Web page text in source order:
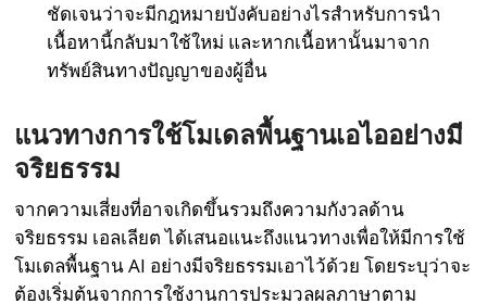
ชัดเจนว่าจะมีกฎหมายบังคับอย่างไรสำหรับการนำ
เนื้อหานี้กลับมาใช้ใหม่ และหากเนื้อหานั้นมาจาก
ทรัพย์สินทางปัญญาของผู้อื่น
แนวทางการใช้โมเดลพื้นฐานเอไออย่างมี
จริยธรรม
จากความเสี่ยงที่อาจเกิดขึ้นรวมถึงความกังวลด้าน
จริยธรรม เอลเลียต ได้เสนอแนะถึงแนวทางเพื่อให้มีการใช้
โมเดลพื้นฐาน AI อย่างมีจริยธรรมเอาไว้ด้วย โดยระบุว่าจะ
ต้องเริ่มต้นจากการใช้งานการประมวลผลภาษาตาม